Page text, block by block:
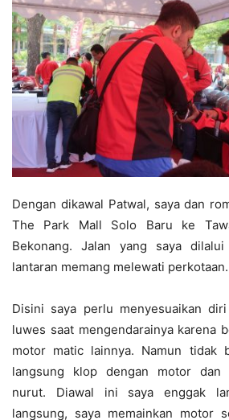
Dengan dikawal Patwal, saya dan
The Park Mall Solo Baru ke
Bekonang. Jalan yang saya
lantaran memang melewati perkotaan.
Disini saya perlu menyesuaikan
luwes saat mengendarainya karena
motor matic lainnya. Namun tidak
langsung klop dengan motor dan
nurut. Diawal ini saya enggak
langsung, saya memainkan motor